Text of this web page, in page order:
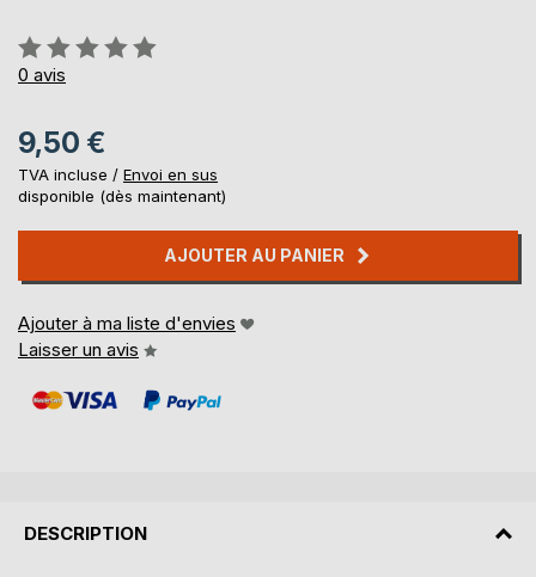
Évaluation:
0%
0 avis
9,50 €
TVA incluse / Envoi en sus
disponible (dès maintenant)
AJOUTER AU PANIER
Ajouter à ma liste d'envies
Laisser un avis
DESCRIPTION